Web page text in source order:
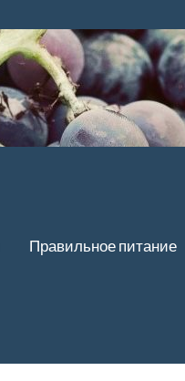
Правильное питание